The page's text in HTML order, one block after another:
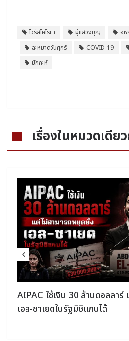
ไวรัสโคโรน่า ผู้แสวงบุญ อิห
ละหมาดวันศุกร์
COVID-19
มักกะห์
เรื่องในหมวดเดีย
ใช้เงิน 30 ล้านดอลลาร์ แต่ไม่สา
ซาเยดในรัฐมิชิแกนได้